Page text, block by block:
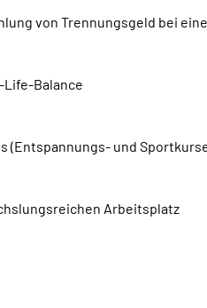
von Trennungsgeld bei
Balance
und
Arbeitsplatz